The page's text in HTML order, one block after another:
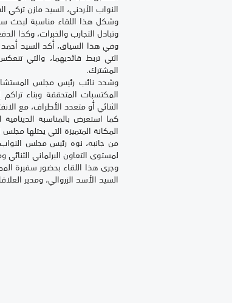
النواب الأردني، السيد مازن تركي
وشكل هذا اللقاء مناسبة لبحث
وتبادل التجارب والخبرات، وكذا
وفي هذا السياق، أكد السيد أحمد
التي تربط قائديهما، والتي
المشترك.
وشدد نائب رئيس مجلس
المكتسبات المتحققة وبناء
الثنائي أو متعدد الأطراف، مع
كما استعرض بالمناسبة
المكانة المتميزة التي يحتلها
من جانبه، نوه رئيس مجلس النواب
لمستوى التعاون البرلماني
وجرى هذا اللقاء بحضور سفيرة
السيد الأسد الزروالي، ومدير